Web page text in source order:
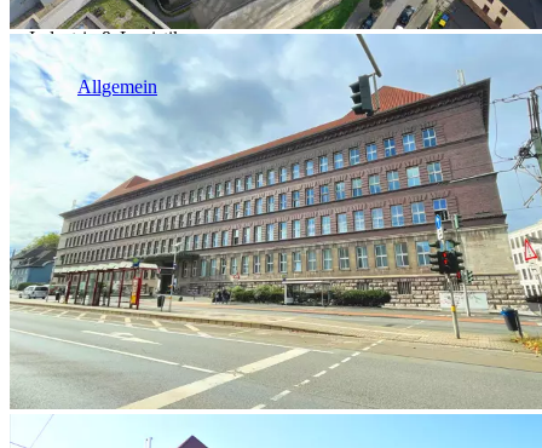
Industrie & Logistik
Allgemein